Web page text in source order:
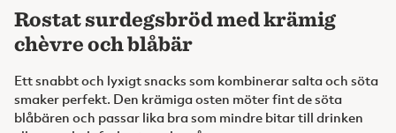
Rostat surdegsbröd med krämig
chèvre och blåbär
Ett snabbt och lyxigt snacks som kombinerar salta och söta
smaker perfekt. Den krämiga osten möter fint de söta
blåbären och passar lika bra som mindre bitar till drinken